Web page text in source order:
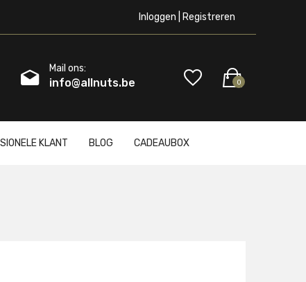
Inloggen | Registreren
Mail ons:
info@allnuts.be 0
KLANT BLOG CADEAUBOX